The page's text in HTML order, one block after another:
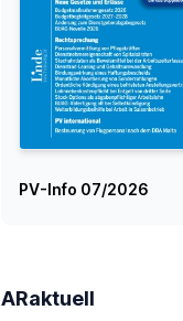
PV-Info 07/2026
ARaktuell